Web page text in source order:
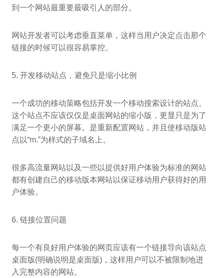
到一个网站最重要最吸引人的部分。
网站开发者可以考虑垂直菜单，这样当用户决定点击那个
链接的时候可以很容易掌控。
5. 开发移动站点，避免只是缩小比例
一个成功的移动策略包括开发一个移动搜索设计的站点。
这个站点不应该仅仅是桌面网站的缩小版，更显只是为了
满足一个更小的屏幕。是重新配置网站，并且使移动版站
点以“m.”为样式的子域名上。
很多高流量网站以及一些以提供好用户体验为标准的网站
都有创建自己的移动版本网站以保证移动用户获得好的用
户体验。
6. 链接位置问题
每一个有良好用户体验的网页应该有一个链接导向该站点
桌面版(明确说明是桌面版)，这样用户可以不被限制地进
入完整内容的网站。